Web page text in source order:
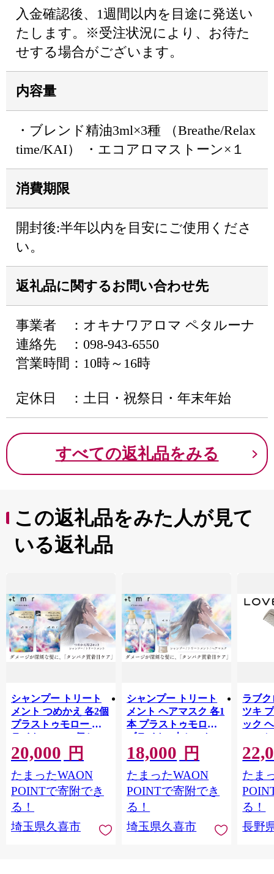
入金確認後、1週間以内を目途に発送い
たします。※受注状況により、お待た
せする場合がございます。
内容量
・ブレンド精油3ml×3種 （Breathe/Relax
time/KAI） ・エコアロマストーン×１
消費期限
開封後:半年以内を目安にご使用くださ
い。
返礼品に関するお問い合わせ先
事業者 ：オキナワアロマ ペタルーナ
連絡先 ：098-943-6550
営業時間：10時～16時
定休日 ：土日・祝祭日・年末年始
すべての返礼品をみる
この返礼品をみた人が見て
いる返礼品
シャンプー トリート
メント つめかえ 各2個
プラストゥモロー ブ
ライト 400ml 4個セッ
ト | 美容 ヘアケア つ
めかえ 詰め替え ブリ
ーチ 口コミ 香り リピ
ート ランキング ロン
グ ストレート サラサ
ラ 洗い上がり パサつ
き カラー 髪 保湿 ダメ
20,000 円
たまったWAON
POINTで寄附でき
る！
埼玉県久喜市
シャンプー トリート
メント ヘアマスク 各1
本 プラストゥモロー
ブライト 3本セット |
美容 ヘアケア つめか
え 詰め替え ブリーチ
口コミ 香り リピート
ランキング ロング ス
トレート サラサラ 洗
い上がり パサつき カ
ラー 髪 保湿 ダメージ
18,000 円
たまったWAON
POINTで寄附でき
る！
埼玉県久喜市
ラブク
ツキ
ック
コーム
つや
市
たま
る！
長野